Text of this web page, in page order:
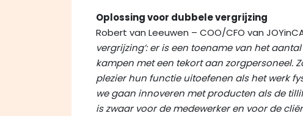
Oplossing voor dubbele vergrijzing
Robert van Leeuwen – COO/CFO van
vergrijzing’: er is een toename van het
kampen met een tekort aan zorgpersoneel.
plezier hun functie uitoefenen als het werk
we gaan innoveren met producten als de
is zwaar voor de medewerker en voor de